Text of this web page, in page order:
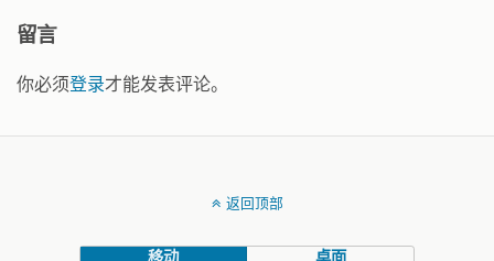
留言
你必须登录才能发表评论。
返回顶部